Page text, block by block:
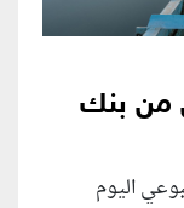
من بنك
اليوم